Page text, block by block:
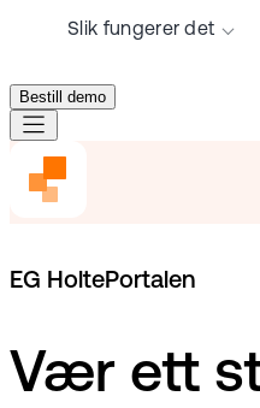
Slik fungerer det
Bestill demo
EG HoltePortalen
Vær ett